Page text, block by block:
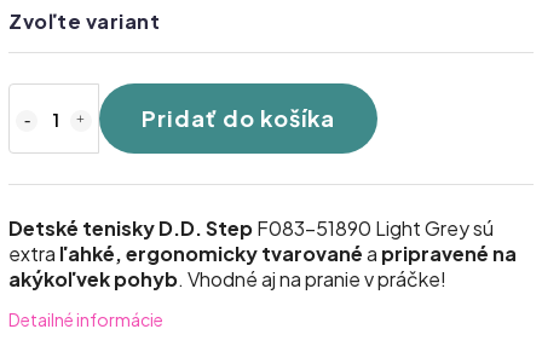
Zvoľte variant
Pridať do košíka
Detské tenisky D.D. StepF083-51890 Light Grey sú
extra ľahké, ergonomicky tvarovanéa pripravené na
akýkoľvek pohyb. Vhodné aj na pranie v práčke!
Detailné informácie